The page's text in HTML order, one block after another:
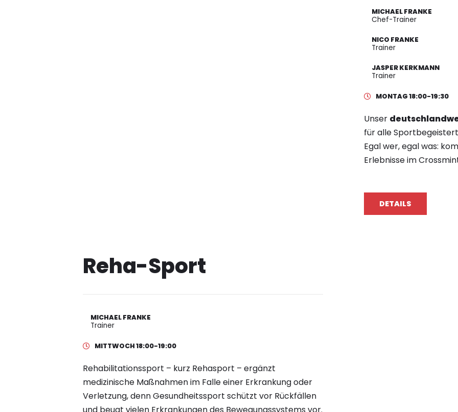
MICHAEL FRANKE
Chef-Trainer
NICO FRANKE
Trainer
JASPER KERKMANN
Trainer
MONTAG 18:00-19:30
Unser
für alle
Egal wer, egal was:
Erlebnisse im
DETAILS
Reha-Sport
MICHAEL FRANKE
Trainer
MITTWOCH 18:00-19:00
Rehabilitationssport – kurz Rehasport – ergänzt
medizinische Maßnahmen im Falle einer Erkrankung oder
Verletzung, denn Gesundheitssport schützt vor Rückfällen